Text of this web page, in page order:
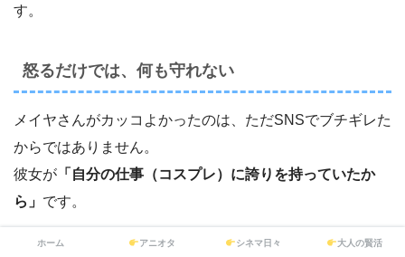
す。
怒るだけでは、何も守れない
メイヤさんがカッコよかったのは、ただSNSでブチギレた
からではありません。
彼女が 「自分の仕事（コスプレ）に誇りを持っていたか
ら」 です。
もし彼女が、漆原Dの言うように「ただ金のために肌を露
ホーム アニオタ シネマ日々 大人の賢活